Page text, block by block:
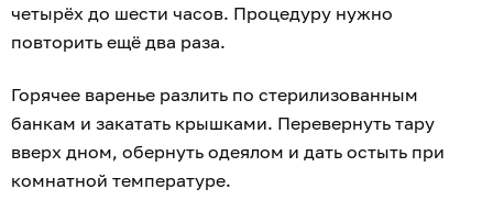
четырёх до шести часов. Процедуру нужно
повторить ещё два раза.
Горячее варенье разлить по стерилизованным
банкам и закатать крышками. Перевернуть тару
вверх дном, обернуть одеялом и дать остыть при
комнатной температуре.